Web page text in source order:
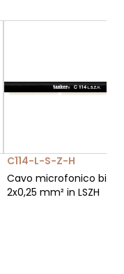
C114-L-S-Z-H
Cavo microfonico
2x0,25 mm² in LSZH